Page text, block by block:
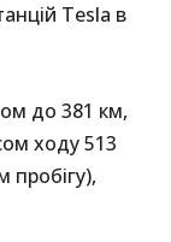
Tesla в
до 381 км,
ходу 513
пробігу),